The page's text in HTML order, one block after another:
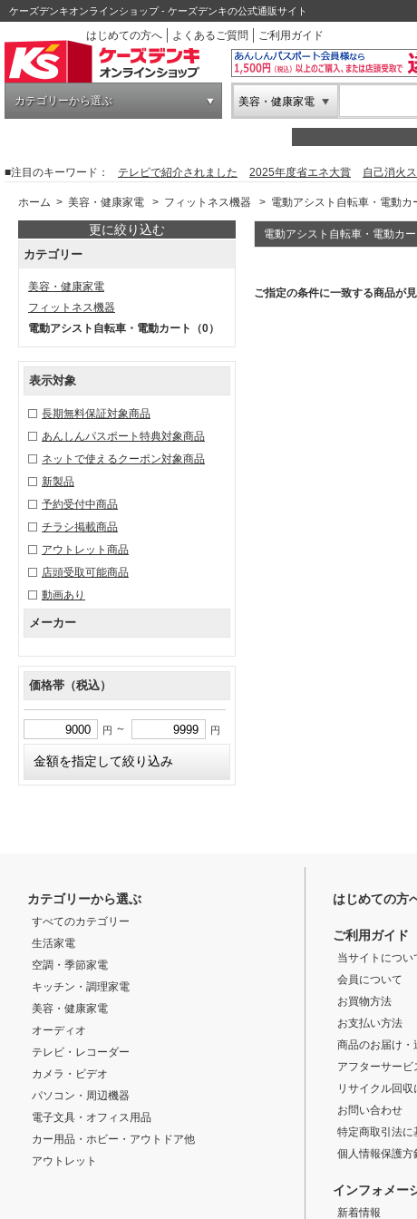
ケーズデンキオンラインショップ - ケーズデンキの公式通販サイト
はじめての方へ
よくあるご質問 ご利用ガイド
カテゴリーから選ぶ 美容・健康家電
■注目のキーワード： テレビで紹介されました 2025年度省エネ大賞 自己消火
ホーム > 美容・健康家電 > フィットネス機器 > 電動アシスト自転車・電動カ
更に絞り込む
カテゴリー
美容・健康家電
フィットネス機器
電動アシスト自転車・電動カート
（0）
表示対象
長期無料保証対象商品
あんしんパスポート特典対象商品
ネットで使えるクーポン対象商品
新製品
予約受付中商品
チラシ掲載商品
アウトレット商品
店頭受取可能商品
動画あり
メーカー
価格帯（税込）
円 ～ 円
電動アシスト自転車・電動カー
ご指定の条件に一致する商品が
カテゴリーから選ぶ
すべてのカテゴリー
生活家電
空調・季節家電
キッチン・調理家電
美容・健康家電
オーディオ
テレビ・レコーダー
カメラ・ビデオ
パソコン・周辺機器
電子文具・オフィス用品
カー用品・ホビー・アウトドア他
アウトレット
はじめての方
ご利用ガイド
当サイトについ
会員について
お買物方法
お支払い方法
商品のお届け・
アフターサービ
リサイクル回収
お問い合わせ
特定商取引法に
個人情報保護方
インフォメー
新着情報